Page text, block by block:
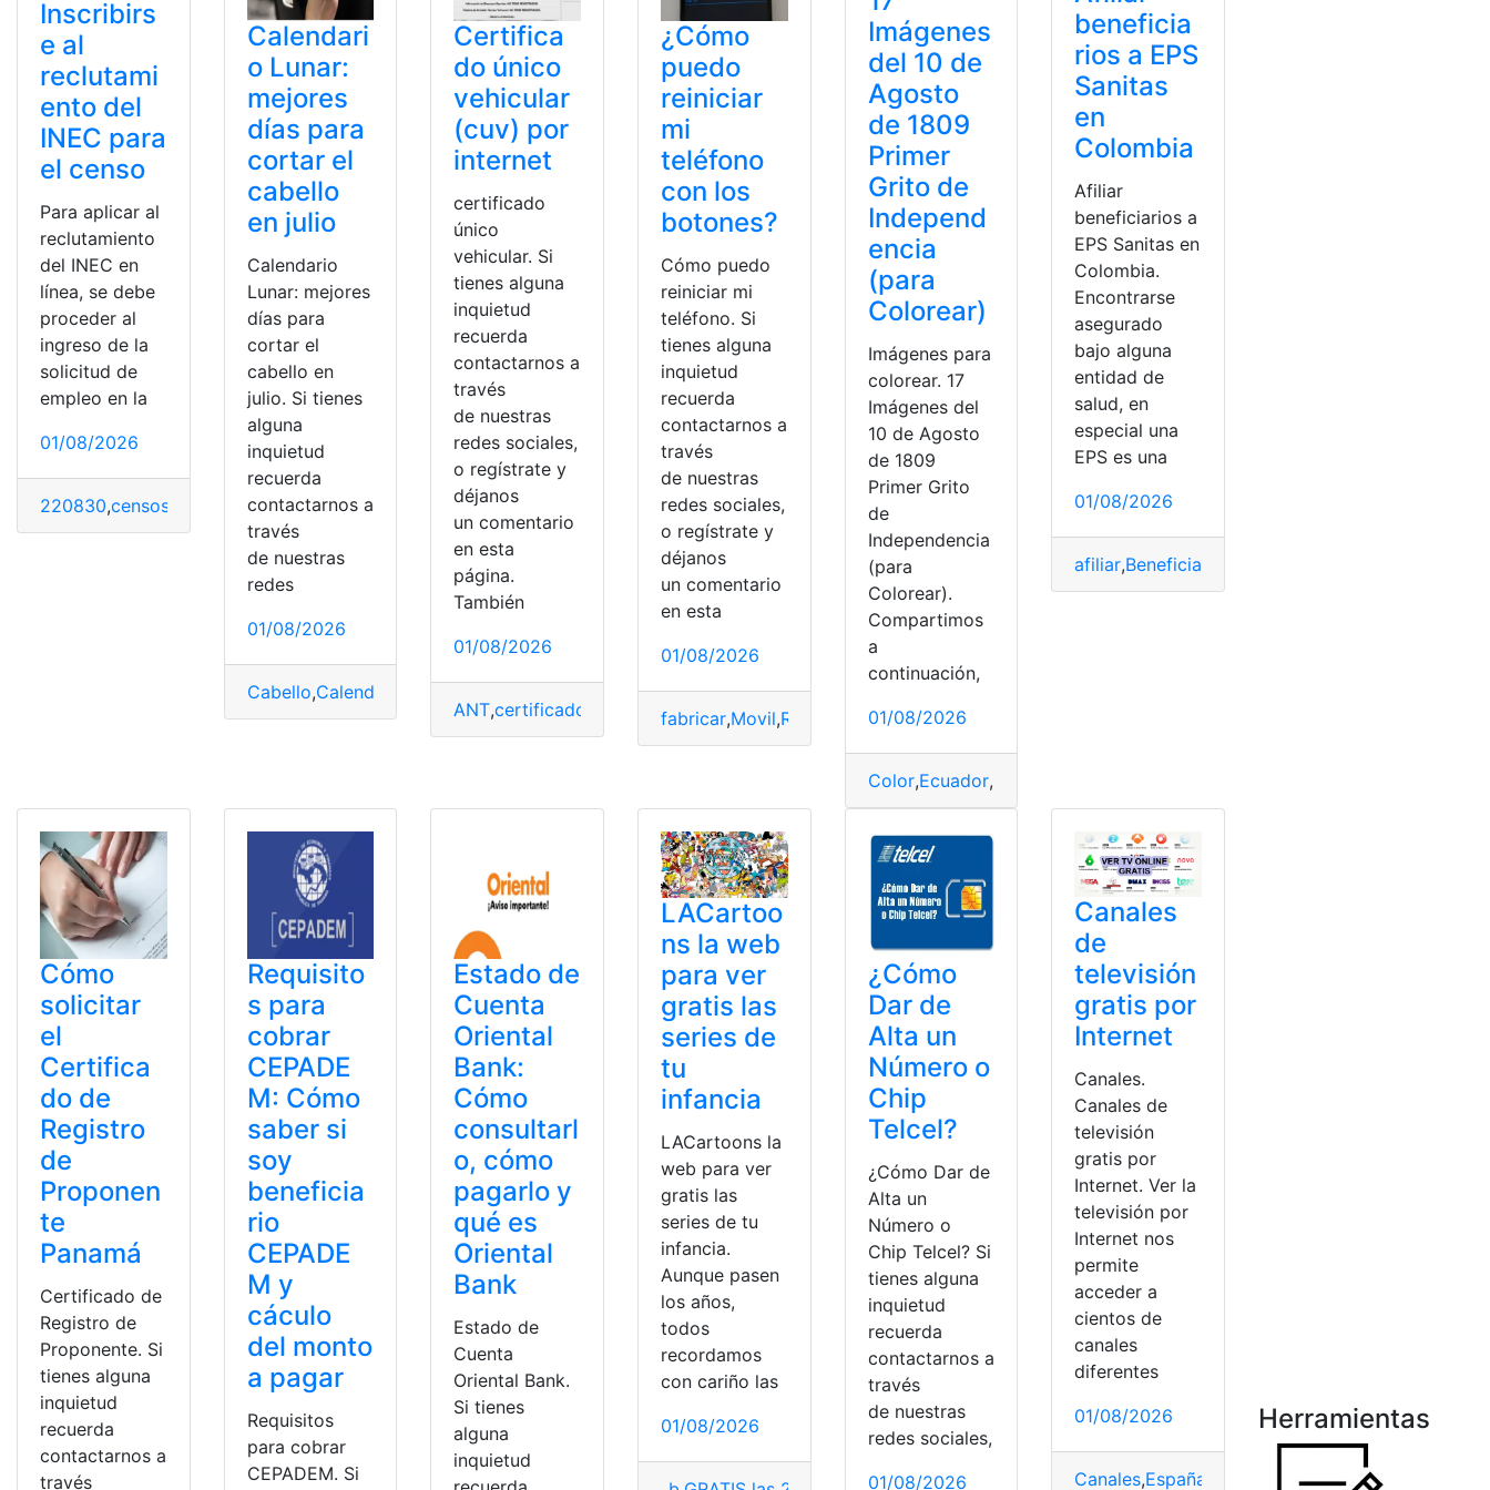
Inscribirs
e al
reclutami
ento del
INEC para
el censo
Para aplicar al
reclutamiento
del INEC en
línea, se debe
proceder al
ingreso de la
solicitud de
empleo en la
01/08/2026
220830,censos Instituto nacional de estadística y censos
Calendari
o Lunar:
mejores
días para
cortar el
cabello
en julio
Calendario
Lunar: mejores
días para
cortar el
cabello en
julio. Si tienes
alguna
inquietud
recuerda
contactarnos a
través
de nuestras
redes
01/08/2026
Cabello,Calendario
Certifica
do único
vehicular
(cuv) por
internet
certificado
único
vehicular. Si
tienes alguna
inquietud
recuerda
contactarnos a
través
de nuestras
redes sociales,
o regístrate y
déjanos
un comentario
en esta
página.
También
01/08/2026
ANT,certificado ,Requisitos Vehiculo
¿Cómo
puedo
reiniciar
mi
teléfono
con los
botones?
Cómo puedo
reiniciar mi
teléfono. Si
tienes alguna
inquietud
recuerda
contactarnos a
través
de nuestras
redes sociales,
o regístrate y
déjanos
un comentario
en esta
01/08/2026
fabricar,Movil,Restaurar Telefonos,Valores
Imágenes
del 10 de
Agosto
de 1809
Primer
Grito de
Independ
encia
(para
Colorear)
Imágenes para
colorear. 17
Imágenes del
10 de Agosto
de 1809
Primer Grito
de
Independencia
(para
Colorear).
Compartimos
a
continuación,
01/08/2026
Color,Ecuador,
beneficia
rios a EPS
Sanitas
en
Colombia
Afiliar
beneficiarios a
EPS Sanitas en
Colombia.
Encontrarse
asegurado
bajo alguna
entidad de
salud, en
especial una
EPS es una
01/08/2026
afiliar,Beneficiario
Cómo
solicitar
el
Certifica
do de
Registro
de
Proponen
te
Panamá
Certificado de
Registro de
Proponente. Si
tienes alguna
inquietud
recuerda
contactarnos a
través
Requisito
s para
cobrar
CEPADE
M: Cómo
saber si
soy
beneficia
rio
CEPADE
M y
cáculo
del monto
a pagar
Requisitos
para cobrar
CEPADEM. Si
Estado de
Cuenta
Oriental
Bank:
Cómo
consultarl
o, cómo
pagarlo y
qué es
Oriental
Bank
Estado de
Cuenta
Oriental Bank.
Si tienes
alguna
inquietud
LACartoo
ns la web
para ver
gratis las
series de
tu
infancia
LACartoons la
web para ver
gratis las
series de tu
infancia.
Aunque pasen
los años,
todos
recordamos
con cariño las
01/08/2026
¿Cómo
Dar de
Alta un
Número o
Chip
Telcel?
¿Cómo Dar de
Alta un
Número o
Chip Telcel? Si
tienes alguna
inquietud
recuerda
contactarnos a
través
de nuestras
redes sociales,
01/08/2026
Canales
de
televisión
gratis por
Internet
Canales.
Canales de
televisión
gratis por
Internet. Ver la
televisión por
Internet nos
permite
acceder a
cientos de
canales
diferentes
01/08/2026
Canales,España Internet,Televisión
Herramientas